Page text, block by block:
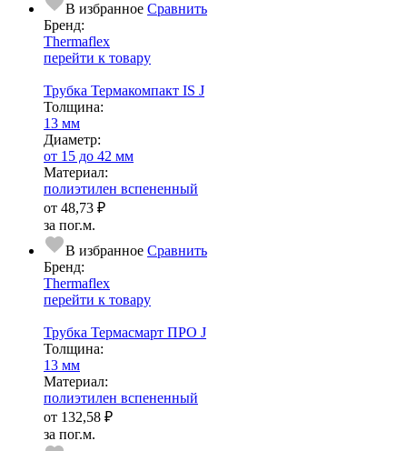
В избранное Сравнить
Бренд:
Thermaflex
перейти к товару
Трубка Термакомпакт IS J
Тол­щи­на:
13 мм
Диаметр:
от 15 до 42 мм
Ма­­те­­ри­­ал:
полиэтилен вспененный
от 48,73 ₽
за пог.м.
В избранное Сравнить
Бренд:
Thermaflex
перейти к товару
Трубка Термасмарт ПРО J
Тол­щи­на:
13 мм
Ма­­те­­ри­­ал:
полиэтилен вспененный
от 132,58 ₽
за пог.м.